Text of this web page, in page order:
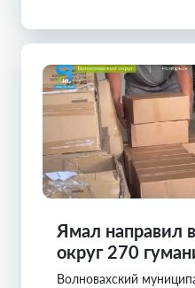
Ямал направил
округ 270
Волновахский